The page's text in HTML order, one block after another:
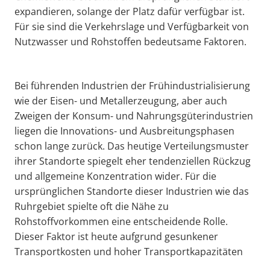
expandieren, solange der Platz dafür verfügbar ist.
Für sie sind die Verkehrslage und Verfügbarkeit von
Nutzwasser und Rohstoffen bedeutsame Faktoren.
Bei führenden Industrien der Frühindustrialisierung
wie der Eisen- und Metallerzeugung, aber auch
Zweigen der Konsum- und Nahrungsgüterindustrien
liegen die Innovations- und Ausbreitungsphasen
schon lange zurück. Das heutige Verteilungsmuster
ihrer Standorte spiegelt eher tendenziellen Rückzug
und allgemeine Konzentration wider. Für die
ursprünglichen Standorte dieser Industrien wie das
Ruhrgebiet spielte oft die Nähe zu
Rohstoffvorkommen eine entscheidende Rolle.
Dieser Faktor ist heute aufgrund gesunkener
Transportkosten und hoher Transportkapazitäten